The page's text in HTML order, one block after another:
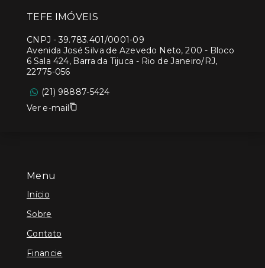
Menu
Início
Sobre
Contato
Financie
TEFE IMÓVEIS
CNPJ -39.783.401/0001-09
Avenida José Silva de Azevedo Neto, 200 - Bloco
6 Sala 424, Barra da Tijuca - Rio de Janeiro/RJ,
22775-056
(21) 98887-5424
Ver e-mail